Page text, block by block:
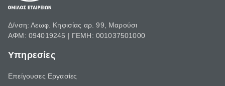
Δ/νση: Λεωφ. Κηφισίας αρ. 99, Μαρούσι
ΑΦΜ: 094019245 | ΓΕΜΗ: 001037501000
Υπηρεσίες
Επείγουσες Εργασίες